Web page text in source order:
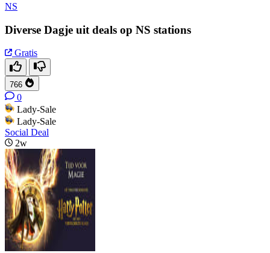
NS
Diverse Dagje uit deals op NS stations
Gratis
766
0
Lady-Sale
Lady-Sale
Social Deal
2w